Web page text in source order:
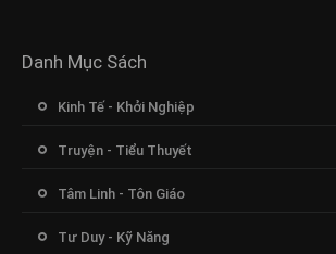
Danh Mục Sách
Kinh Tế - Khởi Nghiệp
Truyện - Tiểu Thuyết
Tâm Linh - Tôn Giáo
Tư Duy - Kỹ Năng